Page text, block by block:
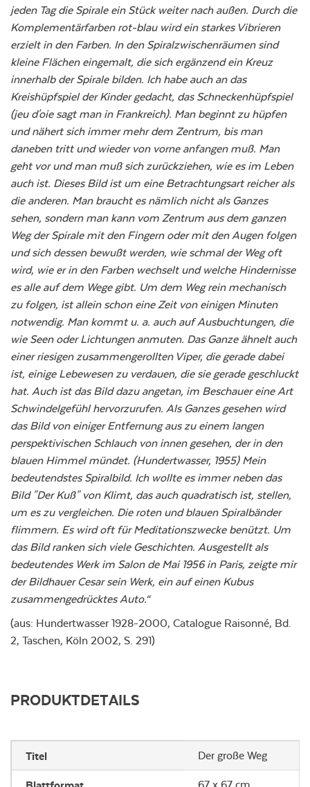
jeden Tag die Spirale ein Stück weiter nach außen. Durch die
Komplementärfarben rot-blau wird ein starkes Vibrieren
erzielt in den Farben. In den Spiralzwischenräumen sind
kleine Flächen eingemalt, die sich ergänzend ein Kreuz
innerhalb der Spirale bilden. Ich habe auch an das
Kreishüpfspiel der Kinder gedacht, das Schneckenhüpfspiel
(jeu d'oie sagt man in Frankreich). Man beginnt zu hüpfen
und nähert sich immer mehr dem Zentrum, bis man
daneben tritt und wieder von vorne anfangen muß. Man
geht vor und man muß sich zurückziehen, wie es im Leben
auch ist. Dieses Bild ist um eine Betrachtungsart reicher als
die anderen. Man braucht es nämlich nicht als Ganzes
sehen, sondern man kann vom Zentrum aus dem ganzen
Weg der Spirale mit den Fingern oder mit den Augen folgen
und sich dessen bewußt werden, wie schmal der Weg oft
wird, wie er in den Farben wechselt und welche Hindernisse
es alle auf dem Wege gibt. Um dem Weg rein mechanisch
zu folgen, ist allein schon eine Zeit von einigen Minuten
notwendig. Man kommt u. a. auch auf Ausbuchtungen, die
wie Seen oder Lichtungen anmuten. Das Ganze ähnelt auch
einer riesigen zusammengerollten Viper, die gerade dabei
ist, einige Lebewesen zu verdauen, die sie gerade geschluckt
hat. Auch ist das Bild dazu angetan, im Beschauer eine Art
Schwindelgefühl hervorzurufen. Als Ganzes gesehen wird
das Bild von einiger Entfernung aus zu einem langen
perspektivischen Schlauch von innen gesehen, der in den
blauen Himmel mündet. (Hundertwasser, 1955) Mein
bedeutendstes Spiralbild. Ich wollte es immer neben das
Bild "Der Kuß" von Klimt, das auch quadratisch ist, stellen,
um es zu vergleichen. Die roten und blauen Spiralbänder
flimmern. Es wird oft für Meditationszwecke benützt. Um
das Bild ranken sich viele Geschichten. Ausgestellt als
bedeutendes Werk im Salon de Mai 1956 in Paris, zeigte mir
der Bildhauer Cesar sein Werk, ein auf einen Kubus
zusammengedrücktes Auto.“
(aus: Hundertwasser 1928-2000, Catalogue Raisonné, Bd.
2, Taschen, Köln 2002, S. 291)
PRODUKTDETAILS
Titel Der große Weg